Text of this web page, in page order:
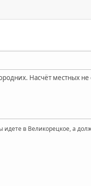
Насчёт местных
идете в Великорецкое, а